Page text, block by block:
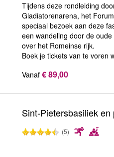
Tijdens deze rondleiding
Gladiatorenarena, het
speciaal bezoek aan deze
een wandeling door de
over het Romeinse rijk.
Boek je tickets van te voren
Vanaf € 89,00
Sint-Pietersbasiliek
(5)